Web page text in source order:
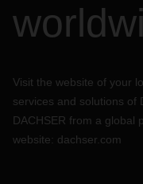
Visit the website of your
services and solutions of
DACHSER from a global
website: dachser.com